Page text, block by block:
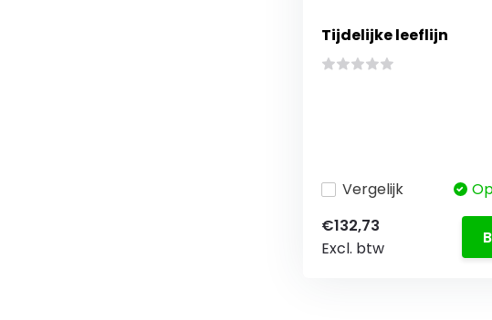
Tijdelijke leeflijn
Vergelijk
€132,73
Excl. btw